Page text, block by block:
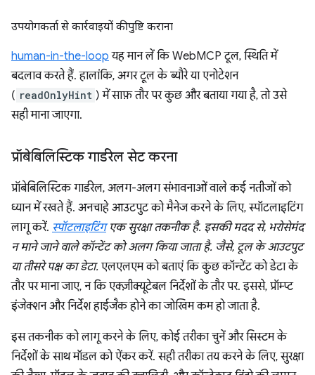
उपयोगकर्ता से कार्रवाइयों की पुष्टि कराना
human-in-the-loop यह मान लें कि WebMCP टूल, स्थिति में
बदलाव करते हैं. हालांकि, अगर टूल के ब्यौरे या एनोटेशन
( readOnlyHint ) में साफ़ तौर पर कुछ और बताया गया है, तो उसे
सही माना जाएगा.
प्रॉबेबिलिस्टिक गार्डरेल सेट करना
प्रॉबेबिलिस्टिक गार्डरेल, अलग-अलग संभावनाओं वाले कई नतीजों को
ध्यान में रखते हैं. अनचाहे आउटपुट को मैनेज करने के लिए, स्पॉटलाइटिंग
लागू करें. स्पॉटलाइटिंगएक सुरक्षा तकनीक है. इसकी मदद से, भरोसेमंद
न माने जाने वाले कॉन्टेंट को अलग किया जाता है. जैसे, टूल के आउटपुट
या तीसरे पक्ष का डेटा. एलएलएम को बताएं कि कुछ कॉन्टेंट को डेटा के
तौर पर माना जाए, न कि एक्ज़ीक्यूटेबल निर्देशों के तौर पर. इससे, प्रॉम्प्ट
इंजेक्शन और निर्देश हाईजैक होने का जोखिम कम हो जाता है.
इस तकनीक को लागू करने के लिए, कोई तरीका चुनें और सिस्टम के
निर्देशों के साथ मॉडल को ऐंकर करें. सही तरीका तय करने के लिए, सुरक्षा